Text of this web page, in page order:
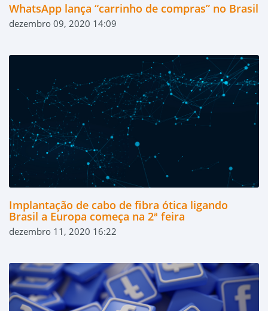
WhatsApp lança “carrinho de compras” no Brasil
dezembro 09, 2020 14:09
Implantação de cabo de fibra ótica ligando
Brasil a Europa começa na 2ª feira
dezembro 11, 2020 16:22